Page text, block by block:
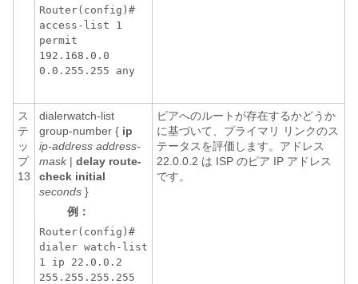
Router(config)#
access-list 1
permit
192.168.0.0
0.0.255.255 any
ス
テ
ッ
プ
13
dialerwatch-list
group-number { ip
ip-address address-
mask | delay route-
check initial
seconds }
例：
Router(config)#
dialer watch-list
1 ip 22.0.0.2
255.255.255.255
ピアへのルートが存在するかどうか
に基づいて、プライマリ リンクのス
テータスを評価します。アドレス
22.0.0.2 は ISP のピア IP アドレス
です。